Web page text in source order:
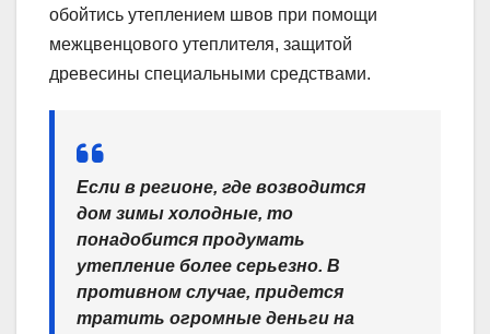
обойтись утеплением швов при помощи
межцвенцового утеплителя, защитой
древесины специальными средствами.
Если в регионе, где возводится
дом зимы холодные, то
понадобится продумать
утепление более серьезно. В
противном случае, придется
тратить огромные деньги на